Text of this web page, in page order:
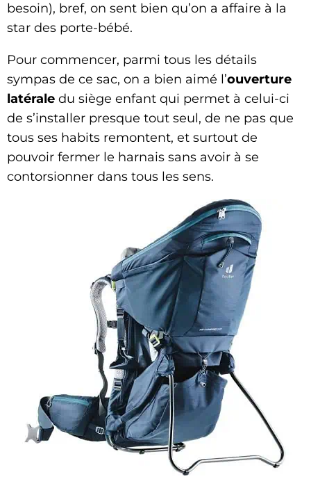
besoin), bref, on sent bien qu’on a affaire à la
star des porte-bébé.
Pour commencer, parmi tous les détails
sympas de ce sac, on a bien aimé l’ouverture
latérale du siège enfant qui permet à celui-ci
de s’installer presque tout seul, de ne pas que
tous ses habits remontent, et surtout de
pouvoir fermer le harnais sans avoir à se
contorsionner dans tous les sens.